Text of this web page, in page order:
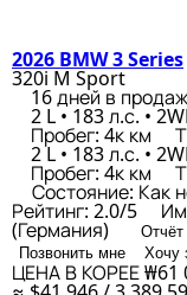
2026 BMW 3 Series
320i M Sport
16 дней в
2 L • 183 л.с. •
Пробег: 4к км
2 L • 183 л.с. •
Пробег: 4к км
Состояние: Как
Рейтинг: 2.0/5
(Германия)
Отчёт
Позвонить мне
Хочу
ЦЕНА В КОРЕЕ₩61